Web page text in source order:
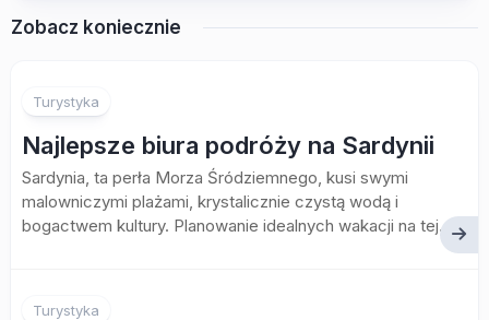
Zobacz koniecznie
Turystyka
Najlepsze biura podróży na Sardynii
Sardynia, ta perła Morza Śródziemnego, kusi swymi
malowniczymi plażami, krystalicznie czystą wodą i
bogactwem kultury. Planowanie idealnych wakacji na tej...
Turystyka